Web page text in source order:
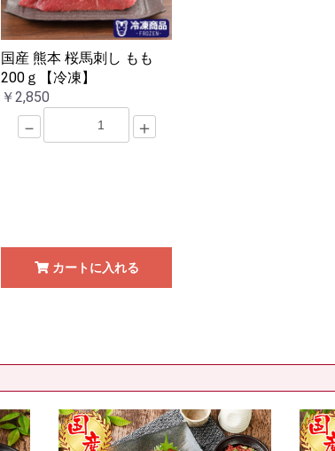
国産 熊本 桜馬刺し もも
200ｇ【冷凍】
￥2,850
－ ＋
カートに入れる